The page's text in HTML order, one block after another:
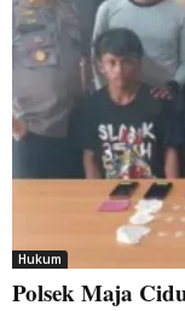
Hukum
Polsek Maja